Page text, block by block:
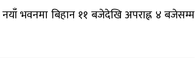
नयाँ भवनमा बिहान ११ बजेदेखि अपराह्न ४ बजेसम्म